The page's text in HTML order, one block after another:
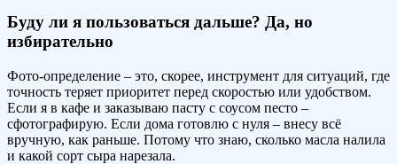
Буду ли я пользоваться дальше? Да, но
избирательно
Фото-определение – это, скорее, инструмент для ситуаций, где
точность теряет приоритет перед скоростью или удобством.
Если я в кафе и заказываю пасту с соусом песто –
сфотографирую. Если дома готовлю с нуля – внесу всё
вручную, как раньше. Потому что знаю, сколько масла налила
и какой сорт сыра нарезала.